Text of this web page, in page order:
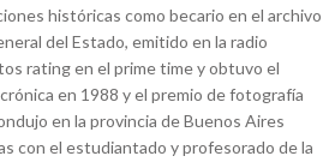
históricas como becario en el archivo
del Estado, emitido en la radio
rating en el prime time y obtuvo el
en 1988 y el premio de fotografía
en la provincia de Buenos Aires
con el estudiantado y profesorado de la